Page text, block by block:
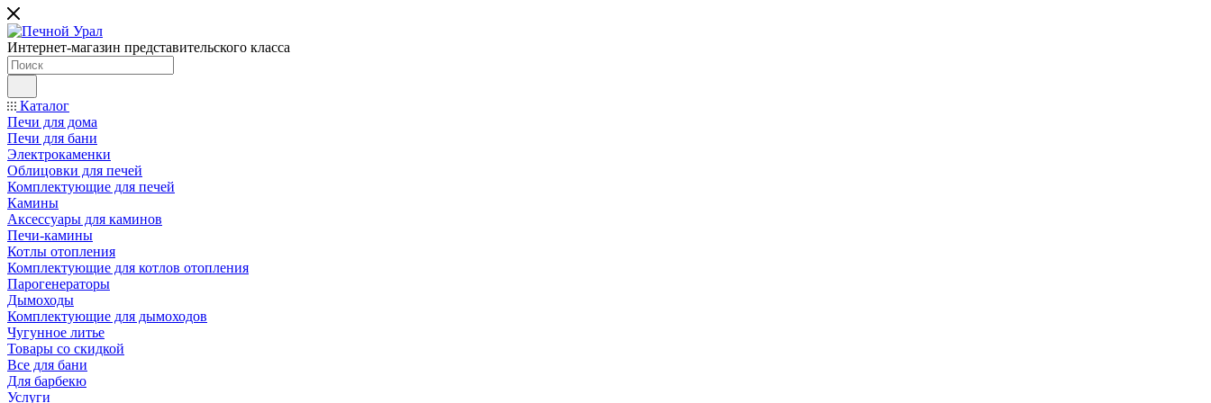
Интернет-магазин представительского класса
Каталог
Печи для дома
Печи для бани
Электрокаменки
Облицовки для печей
Комплектующие для печей
Камины
Аксессуары для каминов
Печи-камины
Котлы отопления
Комплектующие для котлов отопления
Парогенераторы
Дымоходы
Комплектующие для дымоходов
Чугунное литье
Товары со скидкой
Все для бани
Для барбекю
Услуги